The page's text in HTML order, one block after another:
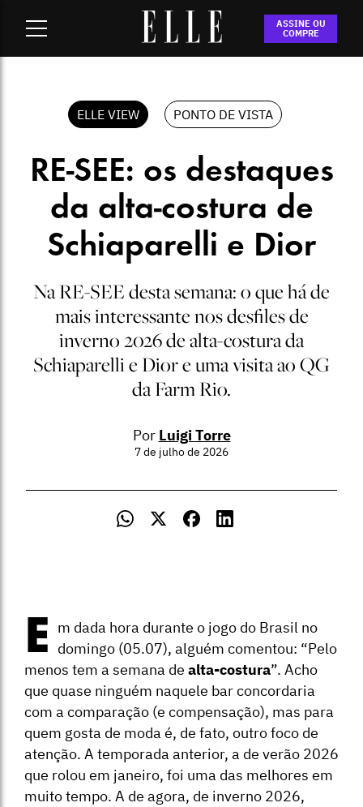
ASSINE OU
COMPRE
RE-SEE: os destaques da alta-costura
de Schiaparelli e Dior
ELLE VIEW PONTO DE VISTA
RE-SEE: os destaques
da alta-costura de
Schiaparelli e Dior
Na RE-SEE desta semana: o que há de
mais interessante nos desfiles de
inverno 2026 de alta-costura da
Schiaparelli e Dior e uma visita ao QG
da Farm Rio.
Por Luigi Torre
7 de julho de 2026
E m dada hora durante o jogo do Brasil no
domingo (05.07), alguém comentou: “Pelo
menos tem a semana de alta-costura”. Acho
que quase ninguém naquele bar concordaria
com a comparação (e compensação), mas para
quem gosta de moda é, de fato, outro foco de
atenção. A temporada anterior, a de verão 2026
que rolou em janeiro, foi uma das melhores em
muito tempo. A de agora, de inverno 2026,